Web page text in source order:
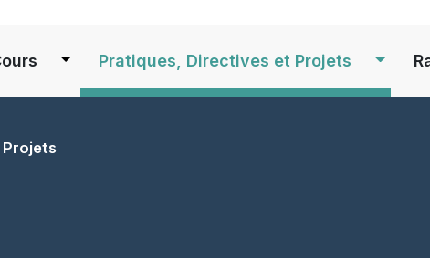
Pratiques, Directives et Projets